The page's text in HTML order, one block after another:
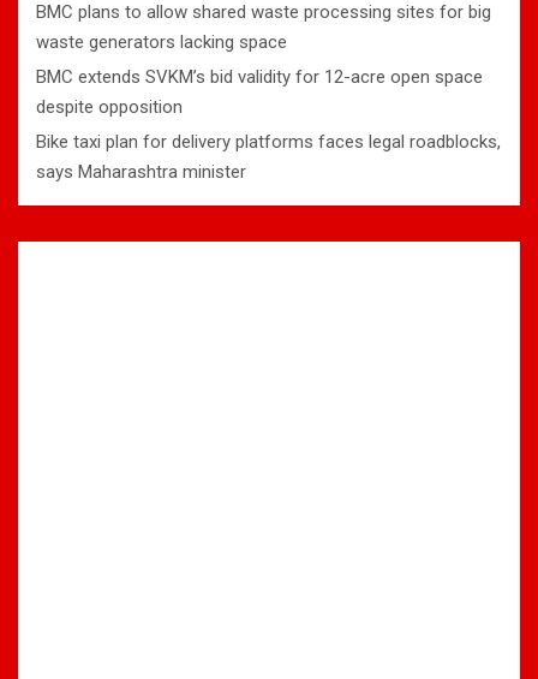
BMC plans to allow shared waste processing sites for big
waste generators lacking space
BMC extends SVKM’s bid validity for 12-acre open space
despite opposition
Bike taxi plan for delivery platforms faces legal roadblocks,
says Maharashtra minister